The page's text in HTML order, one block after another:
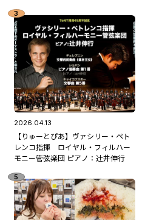
2026.04.13
【りゅーとぴあ】ヴァシリー・ペト
レンコ指揮 ロイヤル・フィルハー
モニー管弦楽団 ピアノ：辻󠄀井伸行